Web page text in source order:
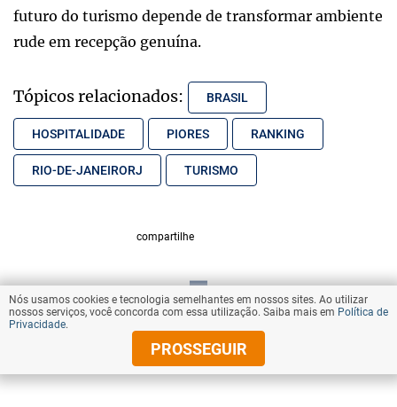
futuro do turismo depende de transformar ambiente
rude em recepção genuína.
Tópicos relacionados: BRASIL
HOSPITALIDADE PIORES RANKING
RIO-DE-JANEIRORJ TURISMO
compartilhe
VOLTAR AO TOPO
© Copyright 2025 Diários Associados
Nós usamos cookies e tecnologia semelhantes em nossos sites. Ao utilizar
nossos serviços, você concorda com essa utilização. Saiba mais em Política de
Privacidade.
PROSSEGUIR